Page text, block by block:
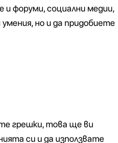
и форуми, социални медии,
но и да придобиете
грешки, това ще ви
си и да използвате